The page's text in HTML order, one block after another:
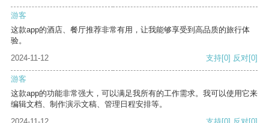
游客
这款app的酒店、餐厅推荐非常有用，让我能够享受到高品质的旅行体
验。
2024-11-12
支持[0] 反对[0]
游客
这款app的功能非常强大，可以满足我所有的工作需求。我可以使用它来
编辑文档、制作演示文稿、管理日程安排等。